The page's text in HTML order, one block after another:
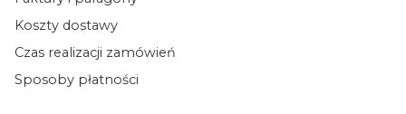
Koszty dostawy
Czas realizacji zamówień
Sposoby płatności